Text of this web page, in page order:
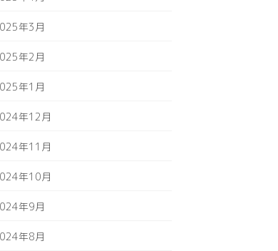
年3月
年2月
年1月
年12月
年11月
年10月
年9月
年8月